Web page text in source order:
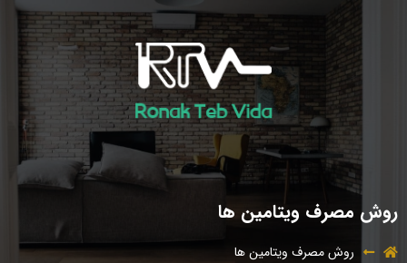
روش مصرف ویتامین ها
روش مصرف ویتامین ها